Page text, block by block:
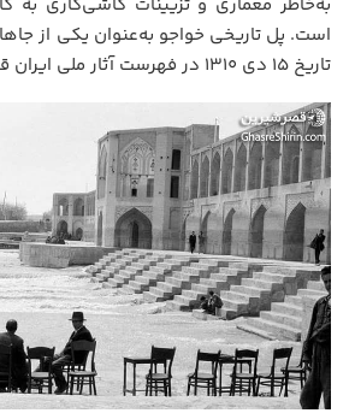
است. پل تاریخی خواجو به‌عنوان یکی از
تاریخ ۱۵ دی ۱۳۱۰ در فهرست آثار ملی ایران قرار گرفت.